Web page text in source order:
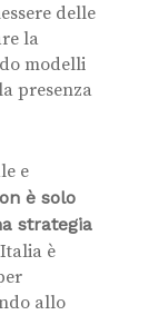
delle
la
modelli
presenza
e
è solo
strategia
è
allo